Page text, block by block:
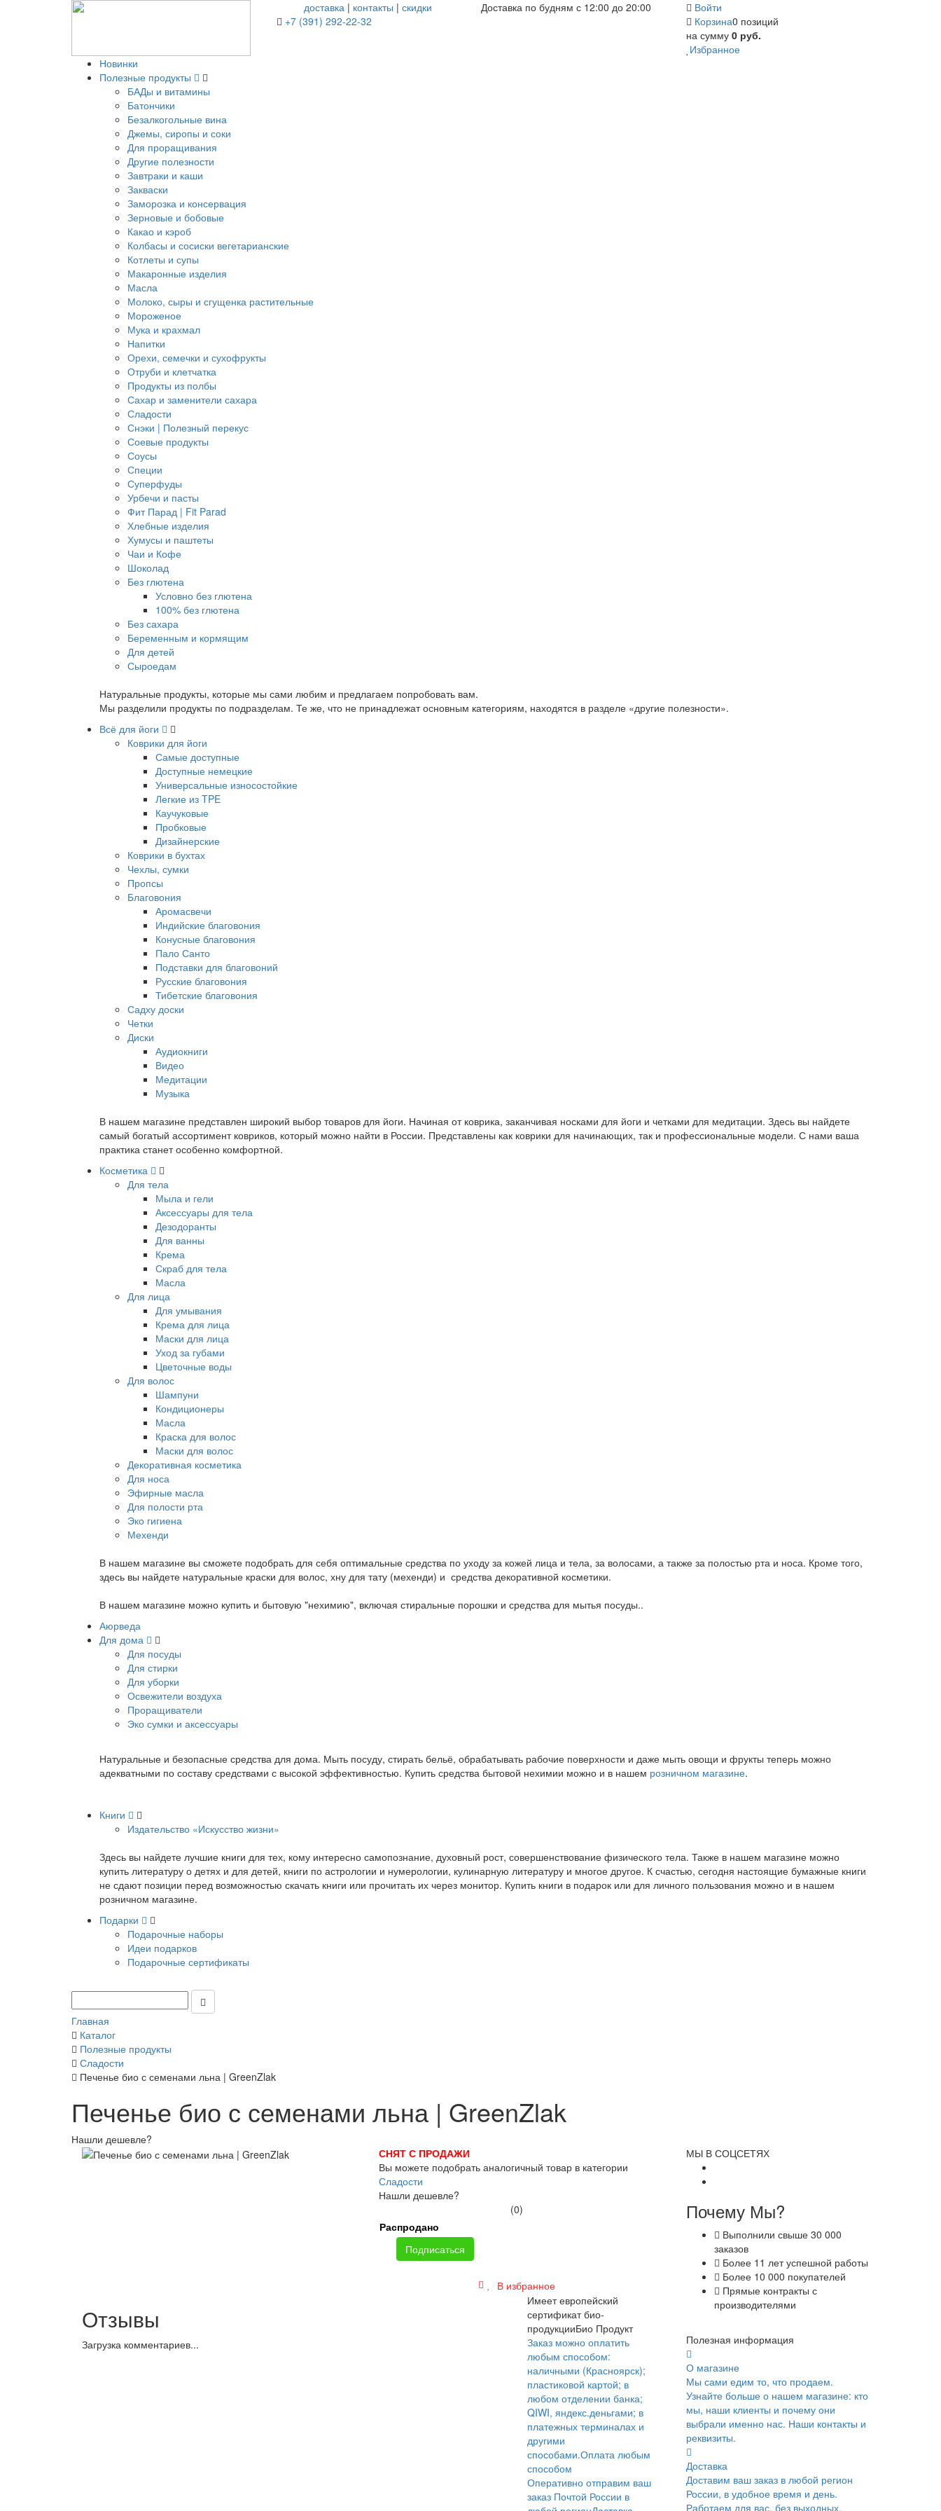
доставка | контакты |скидки
+7 (391) 292-22-32
Доставка по будням с 12:00 до 20:00
Войти
Корзина0 позиций
на сумму 0 руб.
Избранное
Новинки
Полезные продукты
БАДы и витамины
Батончики
Безалкогольные вина
Джемы, сиропы и соки
Для проращивания
Другие полезности
Завтраки и каши
Закваски
Заморозка и консервация
Зерновые и бобовые
Какао и кэроб
Колбасы и сосиски вегетарианские
Котлеты и супы
Макаронные изделия
Масла
Молоко, сыры и сгущенка растительные
Мороженое
Мука и крахмал
Напитки
Орехи, семечки и сухофрукты
Отруби и клетчатка
Продукты из полбы
Сахар и заменители сахара
Сладости
Снэки | Полезный перекус
Соевые продукты
Соусы
Специи
Суперфуды
Урбечи и пасты
Фит Парад | Fit Parad
Хлебные изделия
Хумусы и паштеты
Чаи и Кофе
Шоколад
Без глютена
Условно без глютена
100% без глютена
Без сахара
Беременным и кормящим
Для детей
Сыроедам
Натуральные продукты, которые мы сами любим и предлагаем попробовать вам.
Мы разделили продукты по подразделам. Те же, что не принадлежат основным категориям, находятся в разделе «другие полезности».
Всё для йоги
Коврики для йоги
Самые доступные
Доступные немецкие
Универсальные износостойкие
Легкие из TPE
Каучуковые
Пробковые
Дизайнерские
Коврики в бухтах
Чехлы, сумки
Пропсы
Благовония
Аромасвечи
Индийские благовония
Конусные благовония
Пало Санто
Подставки для благовоний
Русские благовония
Тибетские благовония
Садху доски
Четки
Диски
Аудиокниги
Видео
Медитации
Музыка
В нашем магазине представлен широкий выбор товаров для йоги. Начиная от коврика, заканчивая носками для йоги и четками для медитации. Здесь вы найдете
самый богатый ассортимент ковриков, который можно найти в России. Представлены как коврики для начинающих, так и профессиональные модели. С нами ваша
практика станет особенно комфортной.
Косметика
Для тела
Мыла и гели
Аксессуары для тела
Дезодоранты
Для ванны
Крема
Скраб для тела
Масла
Для лица
Для умывания
Крема для лица
Маски для лица
Уход за губами
Цветочные воды
Для волос
Шампуни
Кондиционеры
Масла
Краска для волос
Маски для волос
Декоративная косметика
Для носа
Эфирные масла
Для полости рта
Эко гигиена
Мехенди
В нашем магазине вы сможете подобрать для себя оптимальные средства по уходу за кожей лица и тела, за волосами, а также за полостью рта и носа. Кроме того,
здесь вы найдете натуральные краски для волос, хну для тату (мехенди) и средства декоративной косметики.
В нашем магазине можно купить и бытовую "нехимию", включая стиральные порошки и средства для мытья посуды..
Аюрведа
Для дома
Для посуды
Для стирки
Для уборки
Освежители воздуха
Проращиватели
Эко сумки и аксессуары
Натуральные и безопасные средства для дома. Мыть посуду, стирать бельё, обрабатывать рабочие поверхности и даже мыть овощи и фрукты теперь можно
адекватными по составу средствами с высокой эффективностью. Купить средства бытовой нехимии можно и в нашем розничном магазине.
Книги
Издательство «Искусство жизни»
Здесь вы найдете лучшие книги для тех, кому интересно самопознание, духовный рост, совершенствование физического тела. Также в нашем магазине можно
купить литературу о детях и для детей, книги по астрологии и нумерологии, кулинарную литературу и многое другое. К счастью, сегодня настоящие бумажные книги
не сдают позиции перед возможностью скачать книги или прочитать их через монитор. Купить книги в подарок или для личного пользования можно и в нашем
розничном магазине.
Подарки
Подарочные наборы
Идеи подарков
Подарочные сертификаты
Главная
Каталог
Полезные продукты
Сладости
Печенье био с семенами льна | GreenZlak
Печенье био с семенами льна | GreenZlak
Нашли дешевле?
СНЯТ С ПРОДАЖИ
Вы можете подобрать аналогичный товар в категории
Сладости
Нашли дешевле?
(0)
Распродано
Подписаться
В избранное
Отзывы
Загрузка комментариев...
Имеет европейский
сертификат био-
продукцииБио Продукт
Заказ можно оплатить
любым способом:
наличными (Красноярск);
пластиковой картой; в
любом отделении банка;
QIWI, яндекс.деньгами; в
платежных терминалах и
другими
способами.Оплата любым
способом
Оперативно отправим ваш
заказ Почтой России в
МЫ В СОЦСЕТЯХ
Почему Мы?
Выполнили свыше 30 000
заказов
Более 11 лет успешной работы
Более 10 000 покупателей
Прямые контракты с
производителями
Полезная информация
О магазине
Мы сами едим то, что продаем.
Узнайте больше о нашем магазине: кто
мы, наши клиенты и почему они
выбрали именно нас. Наши контакты и
реквизиты.
Доставка
Доставим ваш заказ в любой регион
России, в удобное время и день.
Работаем для вас, без выходных.